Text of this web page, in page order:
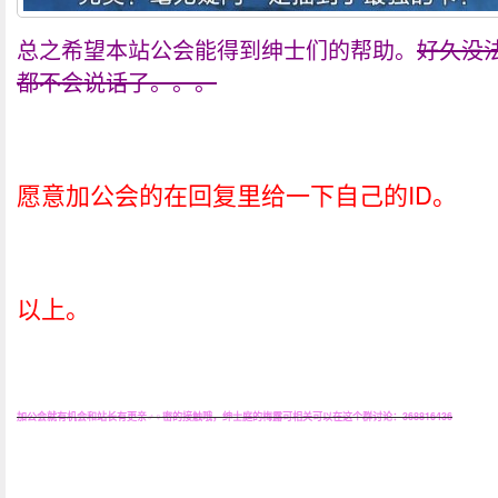
总之希望本站公会能得到绅士们的帮助。 好久没
都不会说话了。。。
愿意加公会的在回复里给一下自己的ID。
以上。
加公会就有机会和站长有更亲♂♀密的接触哦，绅士庭的梅露可相关可以在这个群讨论：368816436